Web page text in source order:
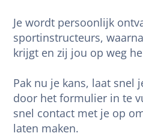
Je wordt persoonlijk
sportinstructeurs,
krijgt en zij jou op weg
Pak nu je kans, laat snel
door het formulier in te
snel contact met je op
laten maken.